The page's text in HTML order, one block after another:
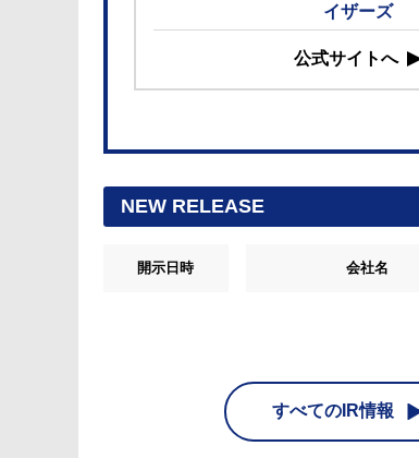
イザーズ
公式サイトへ
NEW RELEASE
開示日時 会社名
すべてのIR情報